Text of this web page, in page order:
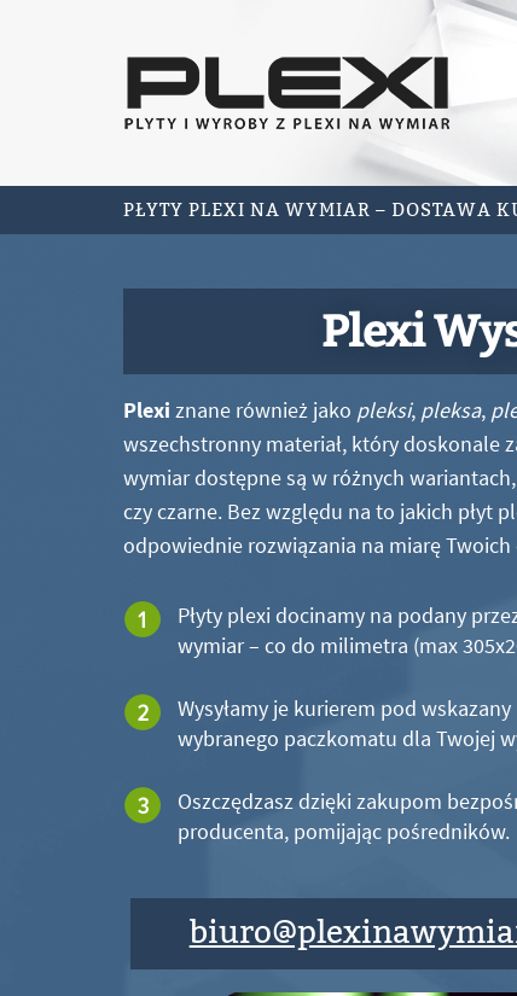
PŁYTY PLEXI NA WYMIAR – DOSTAWA
Plexi
Plexi znane również jako pleksi, pleksa,
wszechstronny materiał, który doskonale
wymiar dostępne są w różnych
czy czarne. Bez względu na to jakich płyt
odpowiednie rozwiązania na miarę Twoich
Płyty plexi docinamy na podany
wymiar – co do milimetra (max
Wysyłamy je kurierem pod
wybranego paczkomatu dla Twojej
Oszczędzasz dzięki zakupom
producenta, pomijając pośredników.